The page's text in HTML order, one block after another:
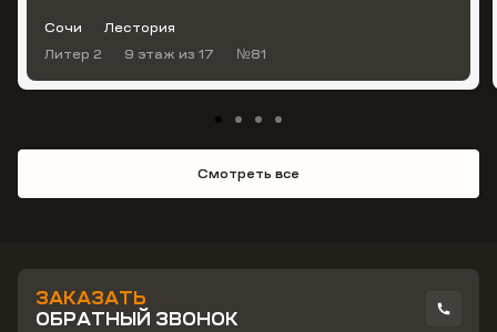
Сочи
Лестория
Литер 2
9 этаж из 17 №81
Смотреть все
ЗАКАЗАТЬ
ОБРАТНЫЙ ЗВОНОК